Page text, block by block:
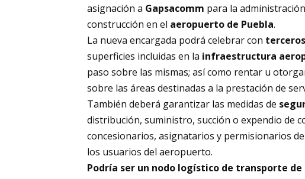
asignación a Gapsacomm para la
construcción en el aeropuerto de Puebla.
La nueva encargada podrá celebrar con
superficies incluidas en la infraestructura
paso sobre las mismas; así como rentar u
sobre las áreas destinadas a la prestación de
También deberá garantizar las medidas de
distribución, suministro, succión o expendio de
concesionarios, asignatarios y permisionarios
los usuarios del aeropuerto.
Podría ser un nodo logístico de transporte de